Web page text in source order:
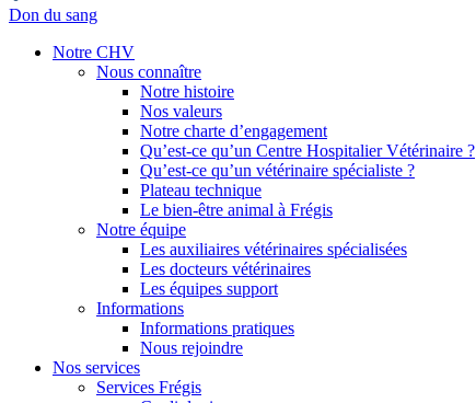
Don du sang
Notre CHV
Nous connaître
Notre histoire
Nos valeurs
Notre charte d’engagement
Qu’est-ce qu’un Centre Hospitalier Vétérinaire ?
Qu’est-ce qu’un vétérinaire spécialiste ?
Plateau technique
Le bien-être animal à Frégis
Notre équipe
Les auxiliaires vétérinaires spécialisées
Les docteurs vétérinaires
Les équipes support
Informations
Informations pratiques
Nous rejoindre
Nos services
Services Frégis